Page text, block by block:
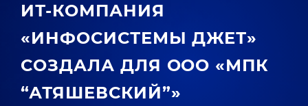
ИТ‑КОМПАНИЯ
«ИНФОСИСТЕМЫ ДЖЕТ»
СОЗДАЛА ДЛЯ ООО «МПК
“АТЯШЕВСКИЙ”»